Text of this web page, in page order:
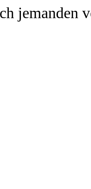
jemanden